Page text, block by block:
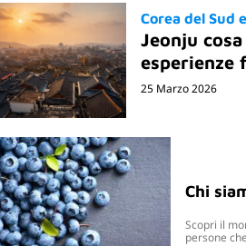
Corea del Sud
Jeonju
esperienze
25 Marzo 2026
Chi
Scopri il
persone